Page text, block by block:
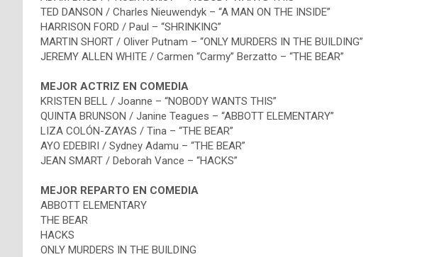
TED DANSON / Charles Nieuwendyk – “A MAN ON THE INSIDE”
HARRISON FORD / Paul – “SHRINKING”
MARTIN SHORT / Oliver Putnam – “ONLY MURDERS IN THE BUILDING”
JEREMY ALLEN WHITE / Carmen “Carmy” Berzatto – “THE BEAR”
MEJOR ACTRIZ EN COMEDIA
KRISTEN BELL / Joanne – “NOBODY WANTS THIS”
QUINTA BRUNSON / Janine Teagues – “ABBOTT ELEMENTARY”
LIZA COLÓN-ZAYAS / Tina – “THE BEAR”
AYO EDEBIRI / Sydney Adamu – “THE BEAR”
JEAN SMART / Deborah Vance – “HACKS”
MEJOR REPARTO EN COMEDIA
ABBOTT ELEMENTARY
THE BEAR
HACKS
ONLY MURDERS IN THE BUILDING